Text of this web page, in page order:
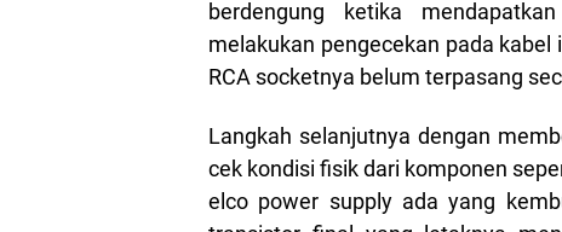
berdengung ketika
melakukan pengecekan pada
RCA socketnya belum terpasang
Langkah selanjutnya dengan
cek kondisi fisik dari komponen
elco power supply ada yang